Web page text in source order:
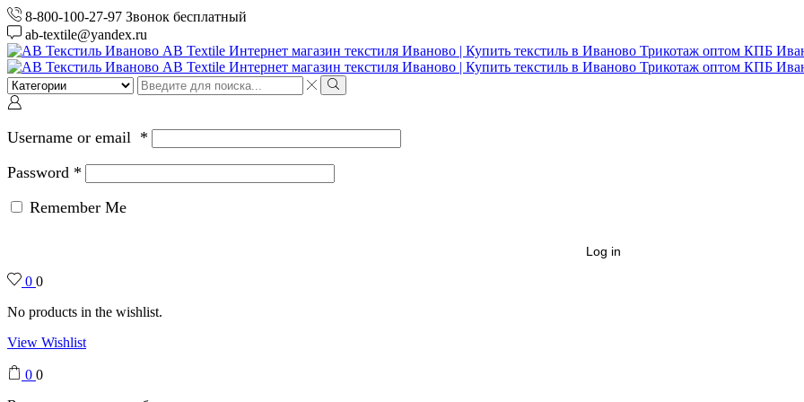
8-800-100-27-97 Звонок бесплатный
ab-textile@yandex.ru
Search
input
Search
Username or email *
Password *
Remember Me
Log in
0 0
No products in the wishlist.
View Wishlist
0 0